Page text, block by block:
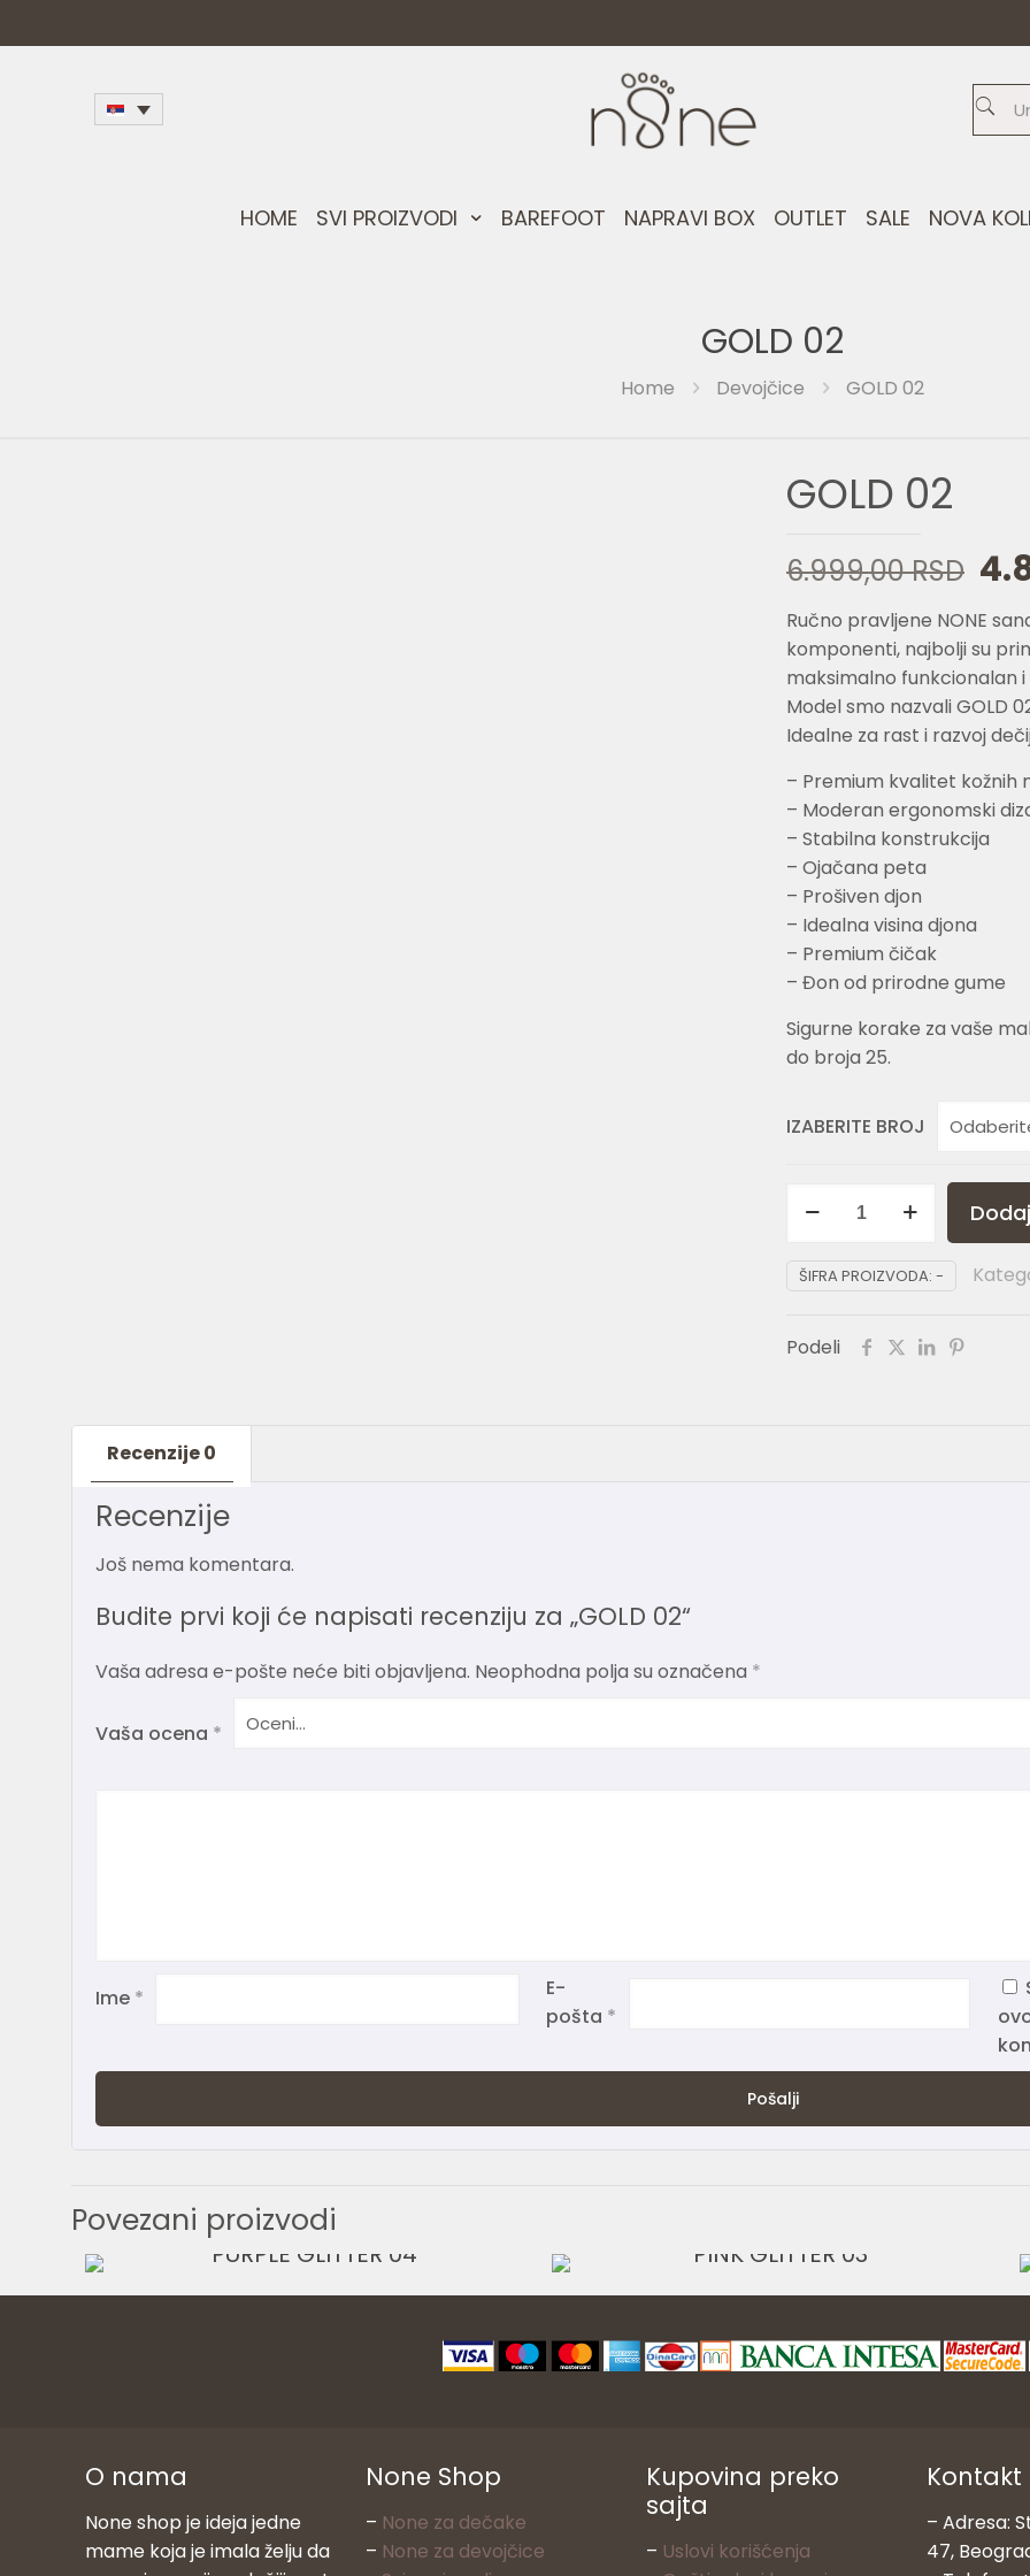
HOME SVI PROIZVODI BAREFOOT NAPRAVI BOX OUTLET SALE NOVA
GOLD 02
Home Devojčice GOLD 02
GOLD 02
6.999,00RSD
je
Ručno pravljene NONE
komponenti, najbolji su
maksimalno funkcionalan i
Model smo nazvali GOLD
Idealne za rast i razvoj
– Premium kvalitet kožnih
– Moderan ergonomski
– Stabilna konstrukcija
– Ojačana peta
– Prošiven djon
– Idealna visina djona
– Premium čičak
– Đon od prirodne gume
Sigurne korake za vaše
do broja 25.
IZABERITE BROJ
ŠIFRA PROIZVODA: -
Podeli
Recenzije0
Recenzije
Još nema komentara.
Budite prvi koji će napisati recenziju za „GOLD 02“
Vaša adresa e-pošte neće biti objavljena. Neophodna polja su označena *
Vaša ocena *
Ime *
E-
pošta *
Povezani proizvodi
3.499,00RSD
O nama
None shop je ideja jedne
mame koja je imala želju da
None Shop
– None za dečake
– None za devojčice
Kupovina preko
sajta
– Uslovi korišćenja
Kontakt
– Adresa:
47,